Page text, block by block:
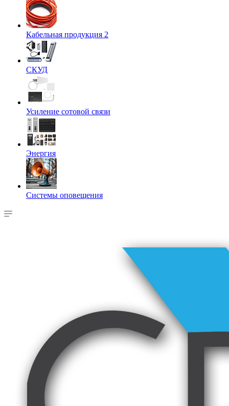
Кабельная продукция 2
СКУД
Усиление сотовой связи
Энергия
Системы оповещения